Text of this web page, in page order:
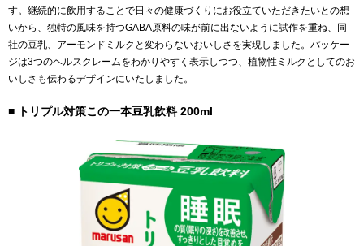
す。継続的に飲用することで日々の健康づくりにお役立ていただきたいとの想
いから、独特の風味を持つGABA原料の味が前に出ないように試作を重ね、同
社の豆乳、アーモンドミルクと変わらないおいしさを実現しました。パッケー
ジは3つのヘルスクレームをわかりやすく表示しつつ、植物性ミルクとしてのお
いしさも伝わるデザインにいたしました。
■ トリプル対策この一本豆乳飲料 200ml